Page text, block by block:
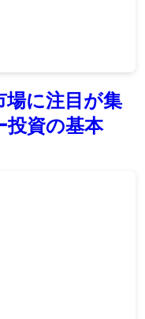
場に注目が集
投資の基本